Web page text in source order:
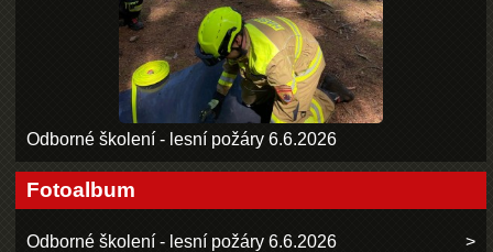
Odborné školení - lesní požáry 6.6.2026
Fotoalbum
Odborné školení - lesní požáry 6.6.2026